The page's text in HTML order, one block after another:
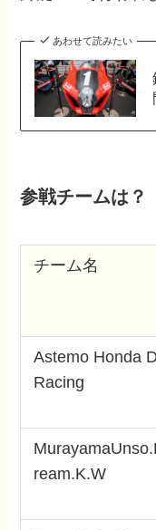
あわせて読みたい
参戦チームは？
チーム名
Astemo Honda
Racing
ream.K.W